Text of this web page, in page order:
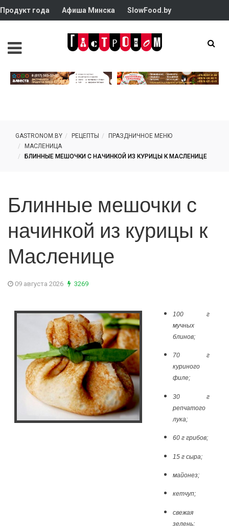
Продукт года Афиша Минска SlowFood.by
GASTRONOM.BY РЕЦЕПТЫ
ПРАЗДНИЧНОЕ МЕНЮ
МАСЛЕНИЦА
БЛИННЫЕ МЕШОЧКИ С НАЧИНКОЙ ИЗ КУРИЦЫ К МАСЛЕНИЦЕ
Блинные мешочки с
начинкой из курицы к
Масленице
09 августа 2026 3269
100 г
мучных
блинов;
70 г
куриного
филе;
30 г
репчатого
лука;
60 г грибов;
15 г сыра;
майонез;
кетчуп;
свежая
зелень;